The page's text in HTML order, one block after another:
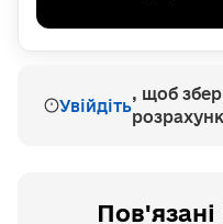
Увійдіть
, щоб